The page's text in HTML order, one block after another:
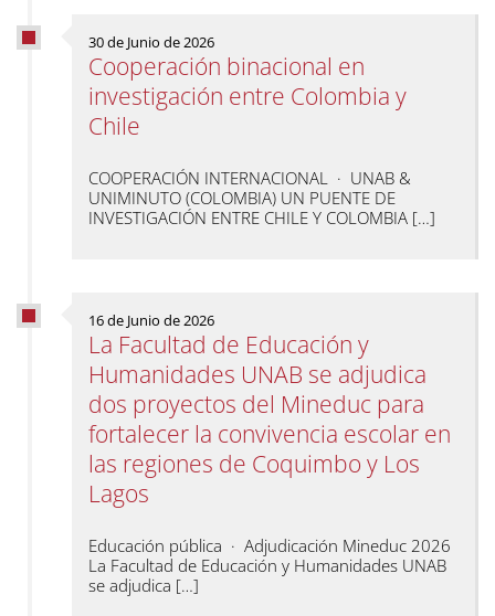
30 de Junio de 2026
Cooperación binacional en
investigación entre Colombia y
Chile
COOPERACIÓN INTERNACIONAL · UNAB &
UNIMINUTO (COLOMBIA) UN PUENTE DE
INVESTIGACIÓN ENTRE CHILE Y COLOMBIA […]
16 de Junio de 2026
La Facultad de Educación y
Humanidades UNAB se adjudica
dos proyectos del Mineduc para
fortalecer la convivencia escolar en
las regiones de Coquimbo y Los
Lagos
Educación pública · Adjudicación Mineduc 2026
La Facultad de Educación y Humanidades UNAB
se adjudica […]